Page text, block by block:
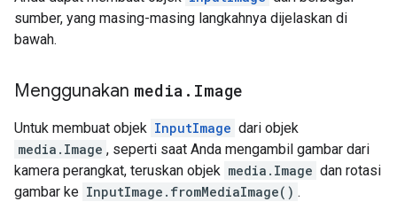
sumber, yang masing-masing langkahnya dijelaskan di
bawah.
Menggunakan media . Image
Untuk membuat objek InputImage dari objek
media.Image , seperti saat Anda mengambil gambar dari
kamera perangkat, teruskan objek media.Image dan rotasi
gambar ke InputImage.fromMediaImage() .